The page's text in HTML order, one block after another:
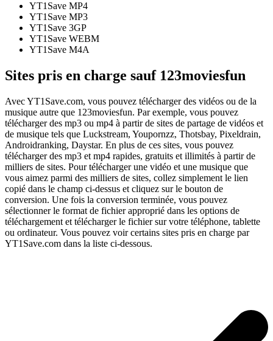
YT1Save MP4
YT1Save MP3
YT1Save 3GP
YT1Save WEBM
YT1Save M4A
Sites pris en charge sauf 123moviesfun
Avec YT1Save.com, vous pouvez télécharger des vidéos ou de la
musique autre que 123moviesfun. Par exemple, vous pouvez
télécharger des mp3 ou mp4 à partir de sites de partage de vidéos et
de musique tels que Luckstream, Youpornzz, Thotsbay, Pixeldrain,
Androidranking, Daystar. En plus de ces sites, vous pouvez
télécharger des mp3 et mp4 rapides, gratuits et illimités à partir de
milliers de sites. Pour télécharger une vidéo et une musique que
vous aimez parmi des milliers de sites, collez simplement le lien
copié dans le champ ci-dessus et cliquez sur le bouton de
conversion. Une fois la conversion terminée, vous pouvez
sélectionner le format de fichier approprié dans les options de
téléchargement et télécharger le fichier sur votre téléphone, tablette
ou ordinateur. Vous pouvez voir certains sites pris en charge par
YT1Save.com dans la liste ci-dessous.